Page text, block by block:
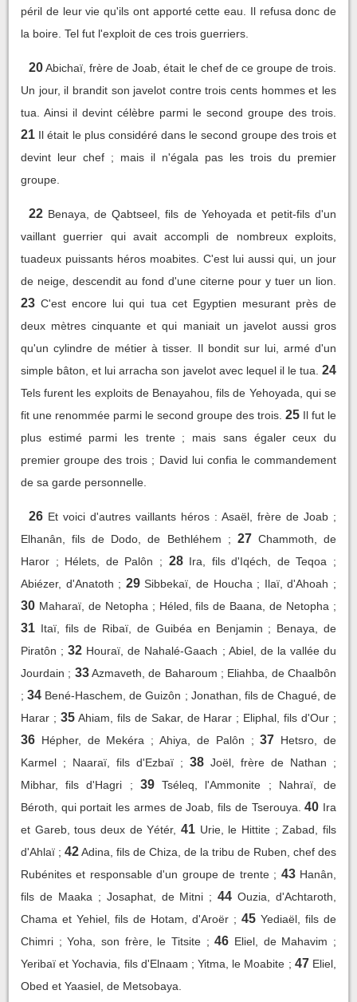
péril de leur vie qu'ils ont apporté cette eau. Il refusa donc de
la boire. Tel fut l'exploit de ces trois guerriers.
20Abichaï, frère de Joab, était le chef de ce groupe de trois.
Un jour, il brandit son javelot contre trois cents hommes et les
tua. Ainsi il devint célèbre parmi le second groupe des trois.
21 Il était le plus considéré dans le second groupe des trois et
devint leur chef ; mais il n'égala pas les trois du premier
groupe.
22 Benaya, de Qabtseel, fils de Yehoyada et petit-fils d'un
vaillant guerrier qui avait accompli de nombreux exploits,
tuadeux puissants héros moabites. C'est lui aussi qui, un jour
de neige, descendit au fond d'une citerne pour y tuer un lion.
23 C'est encore lui qui tua cet Egyptien mesurant près de
deux mètres cinquante et qui maniait un javelot aussi gros
qu'un cylindre de métier à tisser. Il bondit sur lui, armé d'un
simple bâton, et lui arracha son javelot avec lequel il le tua. 24
Tels furent les exploits de Benayahou, fils de Yehoyada, qui se
fit une renommée parmi le second groupe des trois. 25 Il fut le
plus estimé parmi les trente ; mais sans égaler ceux du
premier groupe des trois ; David lui confia le commandement
de sa garde personnelle.
26 Et voici d'autres vaillants héros : Asaël, frère de Joab ;
Elhanân, fils de Dodo, de Bethléhem ; 27 Chammoth, de
Haror ; Hélets, de Palôn ; 28 Ira, fils d'Iqéch, de Teqoa ;
Abiézer, d'Anatoth ; 29 Sibbekaï, de Houcha ; Ilaï, d'Ahoah ;
30 Maharaï, de Netopha ; Héled, fils de Baana, de Netopha ;
31 Itaï, fils de Ribaï, de Guibéa en Benjamin ; Benaya, de
Piratôn ; 32 Houraï, de Nahalé-Gaach ; Abiel, de la vallée du
Jourdain ; 33 Azmaveth, de Baharoum ; Eliahba, de Chaalbôn
; 34 Bené-Haschem, de Guizôn ; Jonathan, fils de Chagué, de
Harar ; 35 Ahiam, fils de Sakar, de Harar ; Eliphal, fils d'Our ;
36 Hépher, de Mekéra ; Ahiya, de Palôn ; 37 Hetsro, de
Karmel ; Naaraï, fils d'Ezbaï ; 38 Joël, frère de Nathan ;
Mibhar, fils d'Hagri ;
39 Tséleq, l'Ammonite ; Nahraï, de
Béroth, qui portait les armes de Joab, fils de Tserouya. 40 Ira
et Gareb, tous deux de Yétér, 41 Urie, le Hittite ; Zabad, fils
d'Ahlaï ; 42Adina, fils de Chiza, de la tribu de Ruben, chef des
Rubénites et responsable d'un groupe de trente ; 43 Hanân,
fils de Maaka ; Josaphat, de Mitni ; 44 Ouzia, d'Achtaroth,
Chama et Yehiel, fils de Hotam, d'Aroër ; 45 Yediaël, fils de
Chimri ; Yoha, son frère, le Titsite ; 46 Eliel, de Mahavim ;
Yeribaï et Yochavia, fils d'Elnaam ; Yitma, le Moabite ; 47 Eliel,
Obed et Yaasiel, de Metsobaya.